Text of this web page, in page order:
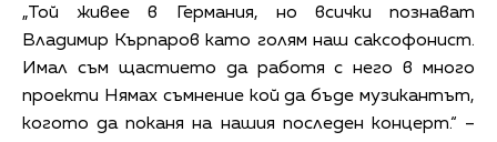
„Той живее в Германия, но всички познават
Владимир Кърпаров като голям наш саксофонист.
Имал съм щастието да работя с него в много
проекти Нямах съмнение кой да бъде музикантът,
когото да поканя на нашия последен концерт.“ –